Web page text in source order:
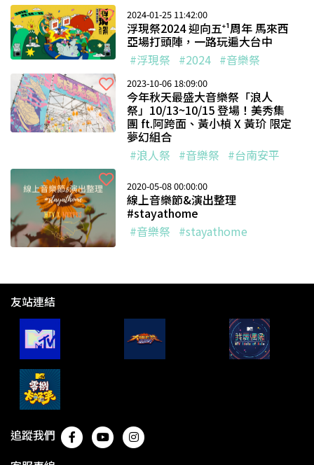
2024-01-25 11:42:00
浮現祭2024 迎向五⁺¹周年 馬來西
亞場打頭陣，一路玩遍大台中
#浮現祭 #2024 #音樂祭
2023-10-06 18:09:00
今年秋天最盛大音樂祭「浪人
祭」10/13~10/15 登場！美秀集
團 ft.阿跨面、黃小楨 X 黃玠 限定
夢幻組合
#浪人祭 #音樂祭 #台南安平
2020-05-08 00:00:00
線上音樂節&演出整理
#stayathome
#音樂祭 #stayathome
友站連結
追蹤我們